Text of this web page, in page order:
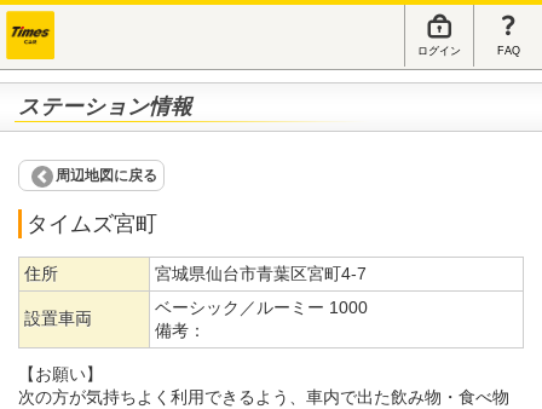
ログイン FAQ
ステーション情報
周辺地図に戻る
タイムズ宮町
住所 宮城県仙台市青葉区宮町4-7
設置車両
ベーシック／ルーミー 1000
備考：
【お願い】
次の方が気持ちよく利用できるよう、車内で出た飲み物・食べ物